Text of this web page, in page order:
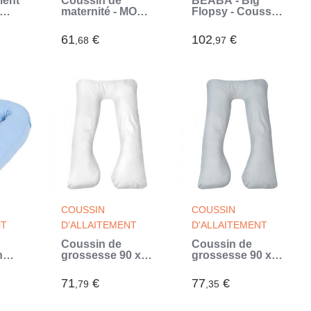
maternité - MON
2100075 -
Smoothie -
61 ,68 €
Flopsy - Coussin
d'allaitement -
Fleur de coton -
102 ,97 €
COUSSIN
D'ALLAITEMENT
Coussin de
grossesse 90 x
(Blanc)
71 ,79 €
COUSSIN
D'ALLAITEMENT
Coussin de
grossesse 90 x
(Gris)
77 ,35 €